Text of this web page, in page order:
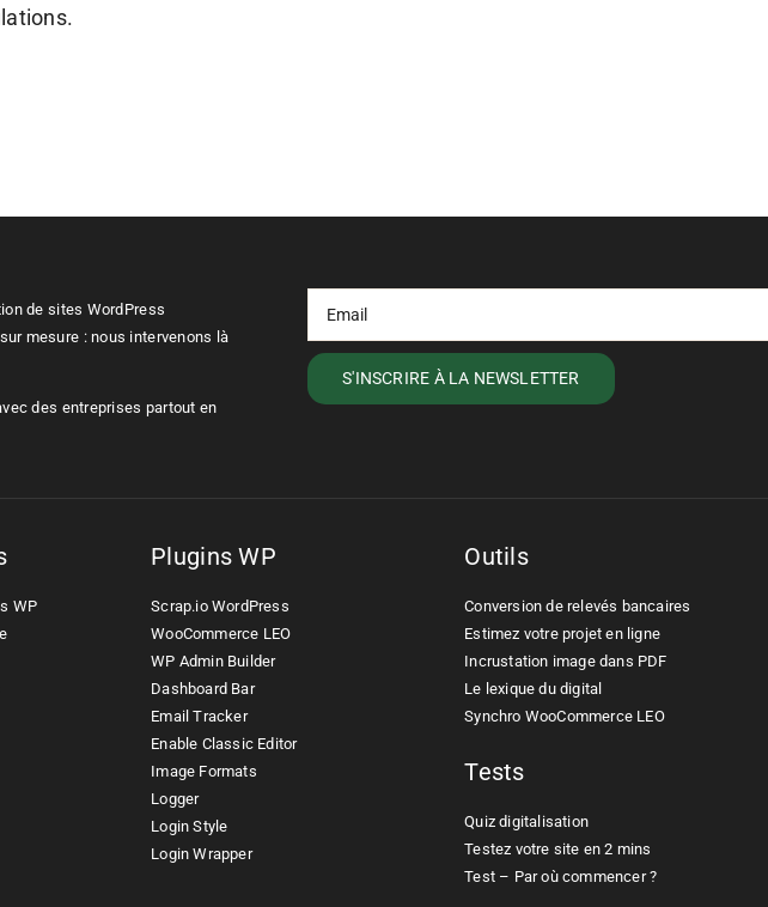
de sites WordPress
mesure : nous intervenons là
des entreprises partout en
WP
Plugins WP
Scrap.io WordPress
WooCommerce LEO
WP Admin Builder
Dashboard Bar
Email Tracker
Enable Classic Editor
Image Formats
Logger
Login Style
Login Wrapper
Outils
Conversion de relevés bancaires
Estimez votre projet en ligne
Incrustation image dans PDF
Le lexique du digital
Synchro WooCommerce LEO
Tests
Quiz digitalisation
Testez votre site en 2 mins
Test – Par où commencer ?